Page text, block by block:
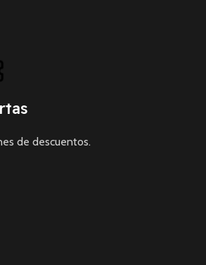
de descuentos.